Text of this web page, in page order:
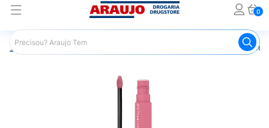
0
Araujo Maquiagem Batom